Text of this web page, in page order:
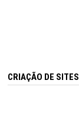
CRIAÇÃO DE SITES